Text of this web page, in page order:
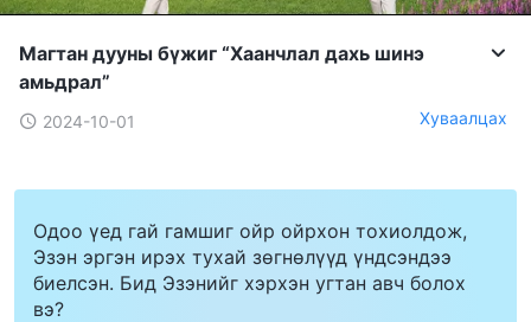
Магтан дууны бүжиг “Хаанчлал дахь шинэ
амьдрал”
2024-10-01 Хуваалцах
Одоо үед гай гамшиг ойр ойрхон тохиолдож,
Эзэн эргэн ирэх тухай зөгнөлүүд үндсэндээ
биелсэн. Бид Эзэнийг хэрхэн угтан авч болох
вэ?